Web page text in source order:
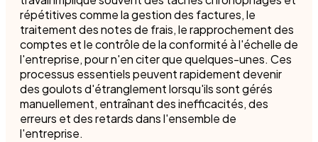
répétitives comme la gestion des factures, le
traitement des notes de frais, le rapprochement des
comptes et le contrôle de la conformité à l'échelle de
l'entreprise, pour n'en citer que quelques-unes. Ces
processus essentiels peuvent rapidement devenir
des goulots d'étranglement lorsqu'ils sont gérés
manuellement, entraînant des inefficacités, des
erreurs et des retards dans l'ensemble de
l'entreprise.